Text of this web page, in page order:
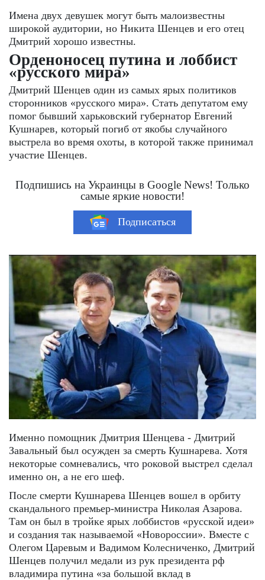
Имена двух девушек могут быть малоизвестны
широкой аудитории, но Никита Шенцев и его отец
Дмитрий хорошо известны.
Орденоносец путина и лоббист
«русского мира»
Дмитрий Шенцев один из самых ярых политиков
сторонников «русского мира». Стать депутатом ему
помог бывший харьковский губернатор Евгений
Кушнарев, который погиб от якобы случайного
выстрела во время охоты, в которой также принимал
участие Шенцев.
Подпишись на Украинцы в Google News! Только
самые яркие новости!
Подписаться
Именно помощник Дмитрия Шенцева - Дмитрий
Завальный был осужден за смерть Кушнарева. Хотя
некоторые сомневались, что роковой выстрел сделал
именно он, а не его шеф.
После смерти Кушнарева Шенцев вошел в орбиту
скандального премьер-министра Николая Азарова.
Там он был в тройке ярых лоббистов «русской идеи»
и создания так называемой «Новороссии». Вместе с
Олегом Царевым и Вадимом Колесниченко, Дмитрий
Шенцев получил медали из рук президента рф
владимира путина «за большой вклад в